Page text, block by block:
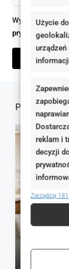
Użycie
reklam i
decyzji
Zarządzaj
Wysyłając ten
prywatności
Podobne
549 000 zł